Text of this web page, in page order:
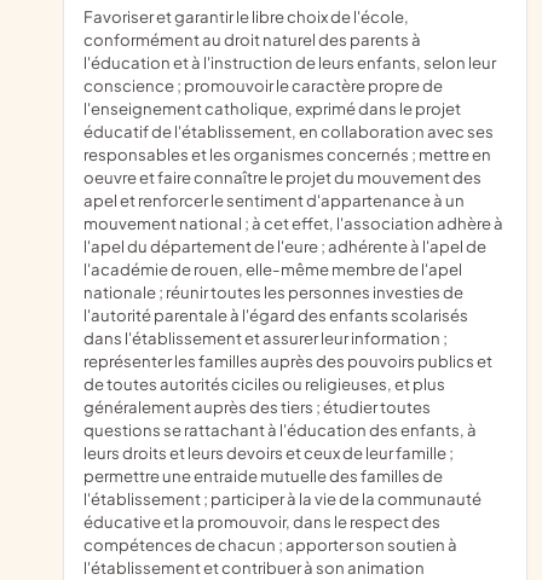
favoriser et garantir le libre choix de l'école,
conformément au droit naturel des parents à
l'éducation et à l'instruction de leurs enfants, selon leur
conscience ; promouvoir le caractère propre de
l'enseignement catholique, exprimé dans le projet
éducatif de l'établissement, en collaboration avec ses
responsables et les organismes concernés ; mettre en
oeuvre et faire connaître le projet du mouvement des
apel et renforcer le sentiment d'appartenance à un
mouvement national ; à cet effet, l'association adhère à
l'apel du département de l'eure ; adhérente à l'apel de
l'académie de rouen, elle-même membre de l'apel
nationale ; réunir toutes les personnes investies de
l'autorité parentale à l'égard des enfants scolarisés
dans l'établissement et assurer leur information ;
représenter les familles auprès des pouvoirs publics et
de toutes autorités ciciles ou religieuses, et plus
généralement auprès des tiers ; étudier toutes
questions se rattachant à l'éducation des enfants, à
leurs droits et leurs devoirs et ceux de leur famille ;
permettre une entraide mutuelle des familles de
l'établissement ; participer à la vie de la communauté
éducative et la promouvoir, dans le respect des
compétences de chacun ; apporter son soutien à
l'établissement et contribuer à son animation